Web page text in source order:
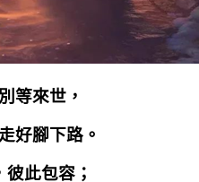
等來世，
好腳下路。
此包容；